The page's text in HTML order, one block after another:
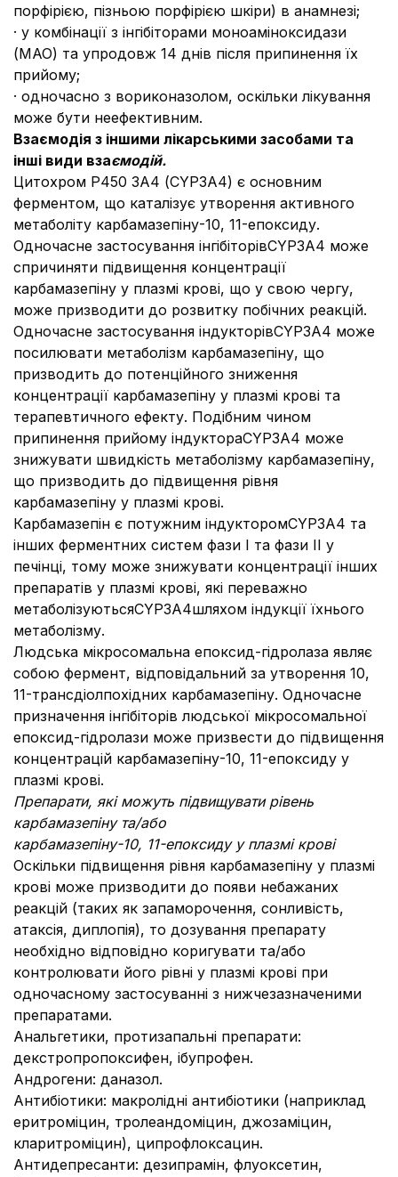
порфірією, пізньою порфірією шкіри) в анамнезі;
· у комбінації з інгібіторами моноаміноксидази
(МАО) та упродовж 14 днів після припинення їх
прийому;
· одночасно з вориконазолом, оскільки лікування
може бути неефективним.
Взаємодія з іншими лікарськими засобами та
інші види взаємодій.
Цитохром Р450 3А4 (CYP3A4) є основним
ферментом, що каталізує утворення активного
метаболіту карбамазепіну-10, 11-епоксиду.
Одночасне застосування інгібіторівCYP3A4 може
спричиняти підвищення концентрації
карбамазепіну у плазмі крові, що у свою чергу,
може призводити до розвитку побічних реакцій.
Одночасне застосування індукторівCYP3A4 може
посилювати метаболізм карбамазепіну, що
призводить до потенційного зниження
концентрації карбамазепіну у плазмі крові та
терапевтичного ефекту. Подібним чином
припинення прийому індуктораCYP3A4 може
знижувати швидкість метаболізму карбамазепіну,
що призводить до підвищення рівня
карбамазепіну у плазмі крові.
Карбамазепін є потужним індукторомCYP3A4 та
інших ферментних систем фази І та фази ІІ у
печінці, тому може знижувати концентрації інших
препаратів у плазмі крові, які переважно
метаболізуютьсяCYP3A4шляхом індукції їхнього
метаболізму.
Людська мікросомальна епоксид-гідролаза являє
собою фермент, відповідальний за утворення 10,
11-трансдіолпохідних карбамазепіну. Одночасне
призначення інгібіторів людської мікросомальної
епоксид-гідролази може призвести до підвищення
концентрацій карбамазепіну-10, 11-епоксиду у
плазмі крові.
Препарати, які можуть підвищувати рівень
карбамазепіну та/або
карбамазепіну-10, 11-епоксиду у плазмі крові
Оскільки підвищення рівня карбамазепіну у плазмі
крові може призводити до появи небажаних
реакцій (таких як запаморочення, сонливість,
атаксія, диплопія), то дозування препарату
необхідно відповідно коригувати та/або
контролювати його рівні у плазмі крові при
одночасному застосуванні з нижчезазначеними
препаратами.
Анальгетики, протизапальні препарати:
декстропропоксифен, ібупрофен.
Андрогени: даназол.
Антибіотики: макролідні антибіотики (наприклад
еритроміцин, тролеандоміцин, джозаміцин,
кларитроміцин), ципрофлоксацин.
Антидепресанти: дезипрамін, флуоксетин,